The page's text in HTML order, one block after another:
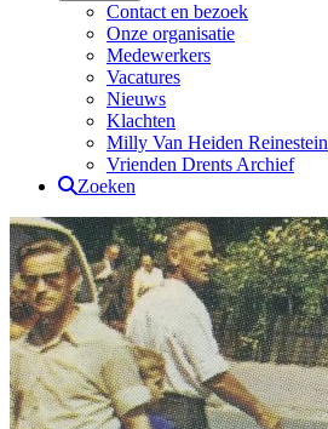
Contact en bezoek
Onze organisatie
Medewerkers
Vacatures
Nieuws
Klachten
Milly Van Heiden Reinestein
Vrienden Drents Archief
Zoeken
Drents Archief